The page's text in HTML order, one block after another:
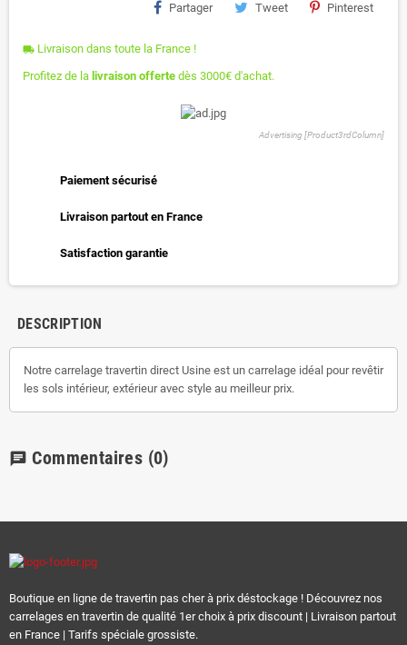
Partager Tweet Pinterest
local_shipping Livraison dans toute la France !
Profitez de la livraison offerte dès 3000€ d'achat.
Advertising [Product3rdColumn]
Paiement sécurisé
Livraison partout en France
Satisfaction garantie
DESCRIPTION
Notre carrelage travertin direct Usine est un carrelage idéal pour revêtir
les sols intérieur, extérieur avec style au meilleur prix.
chat Commentaires (0)
Boutique en ligne de travertin pas cher à prix déstockage ! Découvrez nos
carrelages en travertin de qualité 1er choix à prix discount | Livraison partout
en France | Tarifs spéciale grossiste.